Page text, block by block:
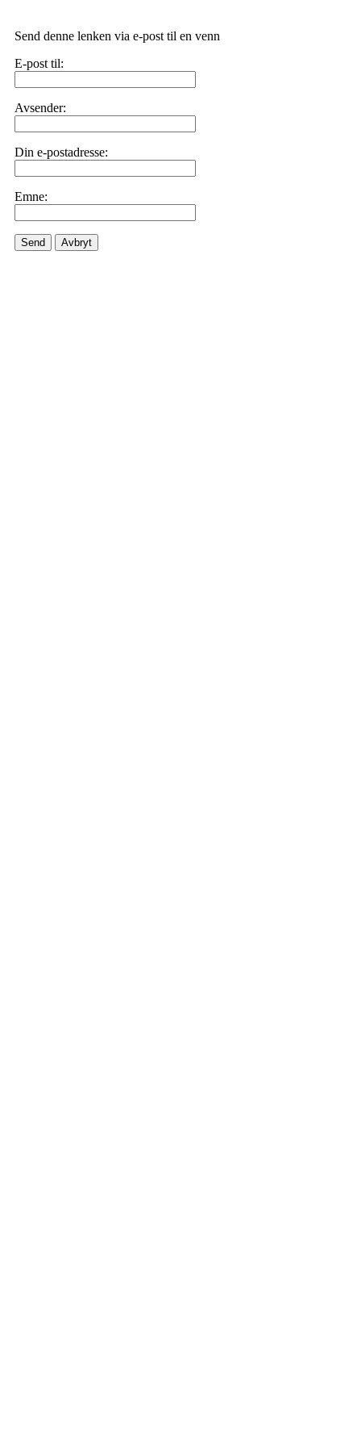
Send denne lenken via e-post til en venn
E-post til:
Avsender:
Din e-postadresse:
Emne:
Send Avbryt